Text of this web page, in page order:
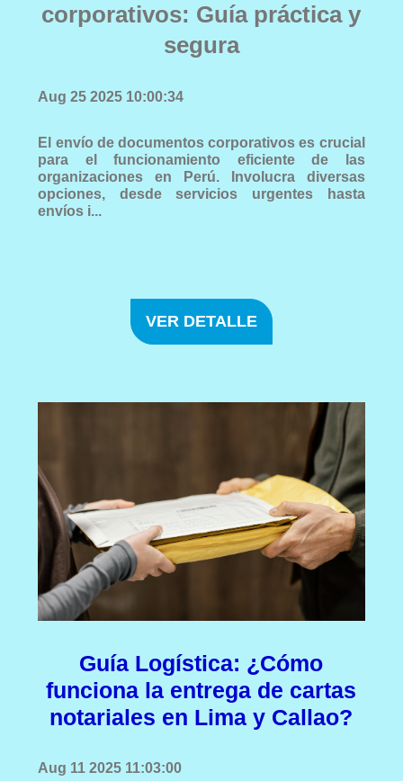
corporativos: Guía práctica y
segura
Aug 25 2025 10:00:34
El envío de documentos corporativos es crucial
para el funcionamiento eficiente de las
organizaciones en Perú. Involucra diversas
opciones, desde servicios urgentes hasta
envíos i...
VER DETALLE
Guía Logística: ¿Cómo
funciona la entrega de cartas
notariales en Lima y Callao?
Aug 11 2025 11:03:00